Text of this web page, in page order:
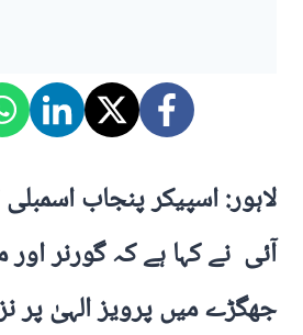
لاہور: اسپیکر پنجاب
آئی نے کہا ہے کہ گورنر
جھگڑے میں پرویز الہیٰ پر